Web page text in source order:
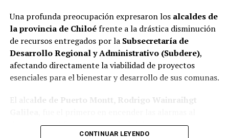
Una profunda preocupación expresaron los alcaldes de
la provincia de Chiloéfrente a la drástica disminución
de recursos entregados por la Subsecretaría de
Desarrollo Regional y Administrativo (Subdere),
afectando directamente la viabilidad de proyectos
esenciales para el bienestar y desarrollo de sus comunas.
El alca lde de Puerto Montt, Rodrigo Wainraihgt
denunciar públicamente que la Subdere no cuenta con
CONTINUAR LEYENDO